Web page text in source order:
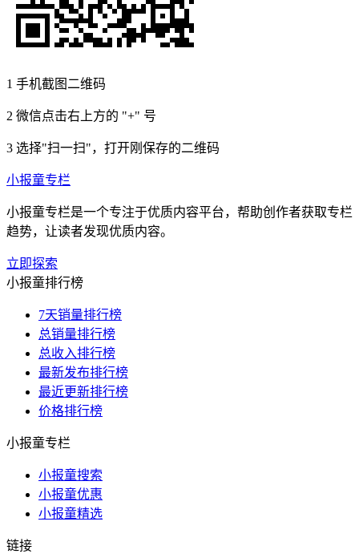
1 手机截图二维码
2 微信点击右上方的 "+" 号
3 选择"扫一扫"，打开刚保存的二维码
小报童专栏
小报童专栏是一个专注于优质内容平台，帮助创作者获取专栏
趋势，让读者发现优质内容。
立即探索
小报童排行榜
7天销量排行榜
总销量排行榜
总收入排行榜
最新发布排行榜
最近更新排行榜
价格排行榜
小报童专栏
小报童搜索
小报童优惠
小报童精选
链接